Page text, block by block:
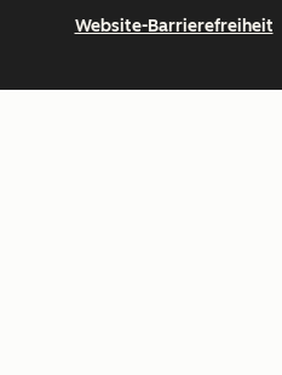
Website-Barrierefreiheit